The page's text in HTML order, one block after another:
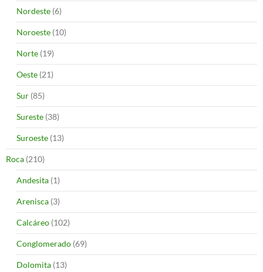
Nordeste (6)
Noroeste (10)
Norte (19)
Oeste (21)
Sur (85)
Sureste (38)
Suroeste (13)
Roca (210)
Andesita (1)
Arenisca (3)
Calcáreo (102)
Conglomerado (69)
Dolomita (13)